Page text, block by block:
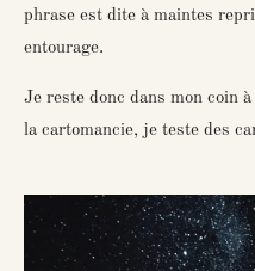
phrase est dite à maintes
entourage.
Je reste donc dans mon coin
la cartomancie, je teste des